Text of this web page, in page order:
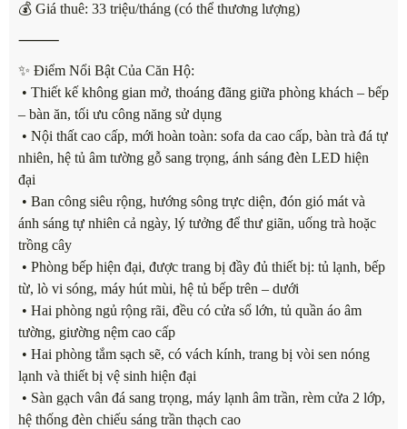
💰 Giá thuê: 33 triệu/tháng (có thể thương lượng)
⸻
✨ Điểm Nổi Bật Của Căn Hộ:
• Thiết kế không gian mở, thoáng đãng giữa phòng khách – bếp
– bàn ăn, tối ưu công năng sử dụng
• Nội thất cao cấp, mới hoàn toàn: sofa da cao cấp, bàn trà đá tự
nhiên, hệ tủ âm tường gỗ sang trọng, ánh sáng đèn LED hiện
đại
• Ban công siêu rộng, hướng sông trực diện, đón gió mát và
ánh sáng tự nhiên cả ngày, lý tưởng để thư giãn, uống trà hoặc
trồng cây
• Phòng bếp hiện đại, được trang bị đầy đủ thiết bị: tủ lạnh, bếp
từ, lò vi sóng, máy hút mùi, hệ tủ bếp trên – dưới
• Hai phòng ngủ rộng rãi, đều có cửa sổ lớn, tủ quần áo âm
tường, giường nệm cao cấp
• Hai phòng tắm sạch sẽ, có vách kính, trang bị vòi sen nóng
lạnh và thiết bị vệ sinh hiện đại
• Sàn gạch vân đá sang trọng, máy lạnh âm trần, rèm cửa 2 lớp,
hệ thống đèn chiếu sáng trần thạch cao